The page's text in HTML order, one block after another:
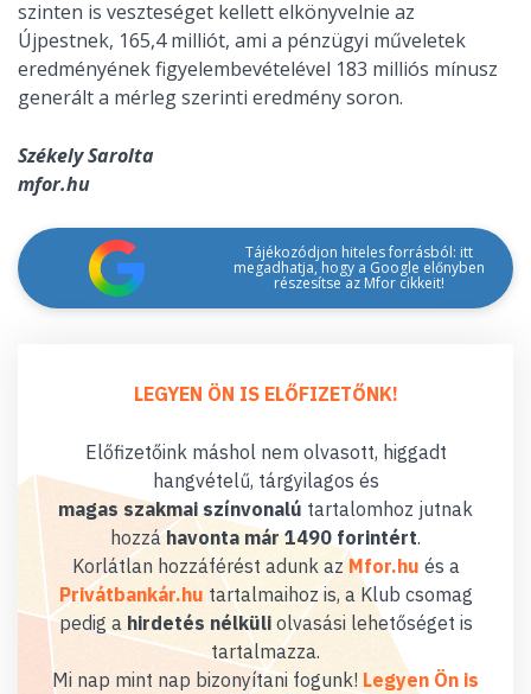
szinten is veszteséget kellett elkönyvelnie az
Újpestnek, 165,4 milliót, ami a pénzügyi műveletek
eredményének figyelembevételével 183 milliós mínusz
generált a mérleg szerinti eredmény soron.
Székely Sarolta
mfor.hu
Tájékozódjon hiteles forrásból: itt
megadhatja, hogy a Google előnyben
részesítse az Mfor cikkeit!
LEGYEN ÖN IS ELŐFIZETŐNK!
Előfizetőink máshol nem olvasott, higgadt
hangvételű, tárgyilagos és
magas szakmai színvonalú tartalomhoz jutnak
hozzáhavonta már 1490 forintért.
Korlátlan hozzáférést adunk az Mfor.hu és a
Privátbankár.hu tartalmaihoz is, a Klub csomag
pedig a hirdetés nélküliolvasási lehetőséget is
tartalmazza.
Mi nap mint nap bizonyítani fogunk! Legyen Ön is